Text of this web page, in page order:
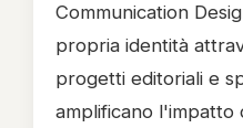
Communication
propria identità
progetti editoriali e
amplificano